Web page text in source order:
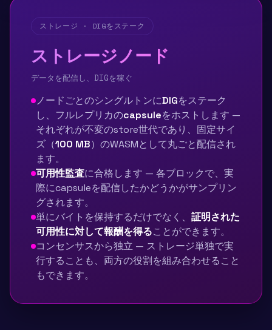
ストレージ · DIGをステーク
ストレージノード
データを配信し、DIGを稼ぐ
ノードごとのシングルトンにDIGをステーク
し、フルレプリカのcapsuleをホストします —
それぞれが不変のstore世代であり、固定サイ
ズ（100 MB）のWASMとして丸ごと配信され
ます。
可用性監査に合格します — 各ブロックで、実
際にcapsuleを配信したかどうかがサンプリン
グされます。
単にバイトを保持するだけでなく、 証明された
可用性に対して報酬を得ることができます。
コンセンサスから独立 — ストレージ単独で実
行することも、両方の役割を組み合わせること
もできます。